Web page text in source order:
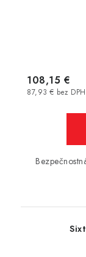
87,93 € bez DPH
108,15 €